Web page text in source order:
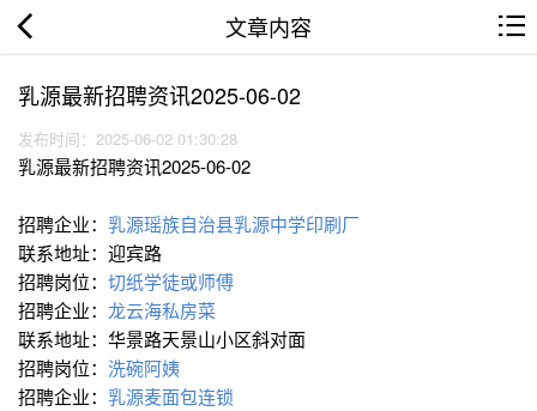
文章内容
乳源最新招聘资讯2025-06-02
发布时间：2025-06-02 01:30:28
乳源最新招聘资讯2025-06-02
招聘企业： 乳源瑶族自治县乳源中学印刷厂
联系地址：迎宾路
招聘岗位： 切纸学徒或师傅
招聘企业： 龙云海私房菜
联系地址：华景路天景山小区斜对面
招聘岗位： 洗碗阿姨
招聘企业： 乳源麦面包连锁